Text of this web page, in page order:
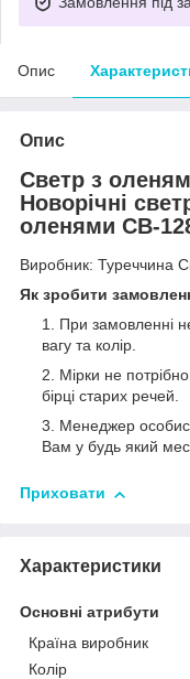
Опис
Опис
Светр з
Новорічні
оленями СВ-
Виробник: Туреччина
Як зробити
При замовленні
вагу та колір.
Мірки не
бірці старих речей.
Менеджер
Вам у будь який
Приховати
Характеристики
Основні атрибути
Країна виробник
Колір